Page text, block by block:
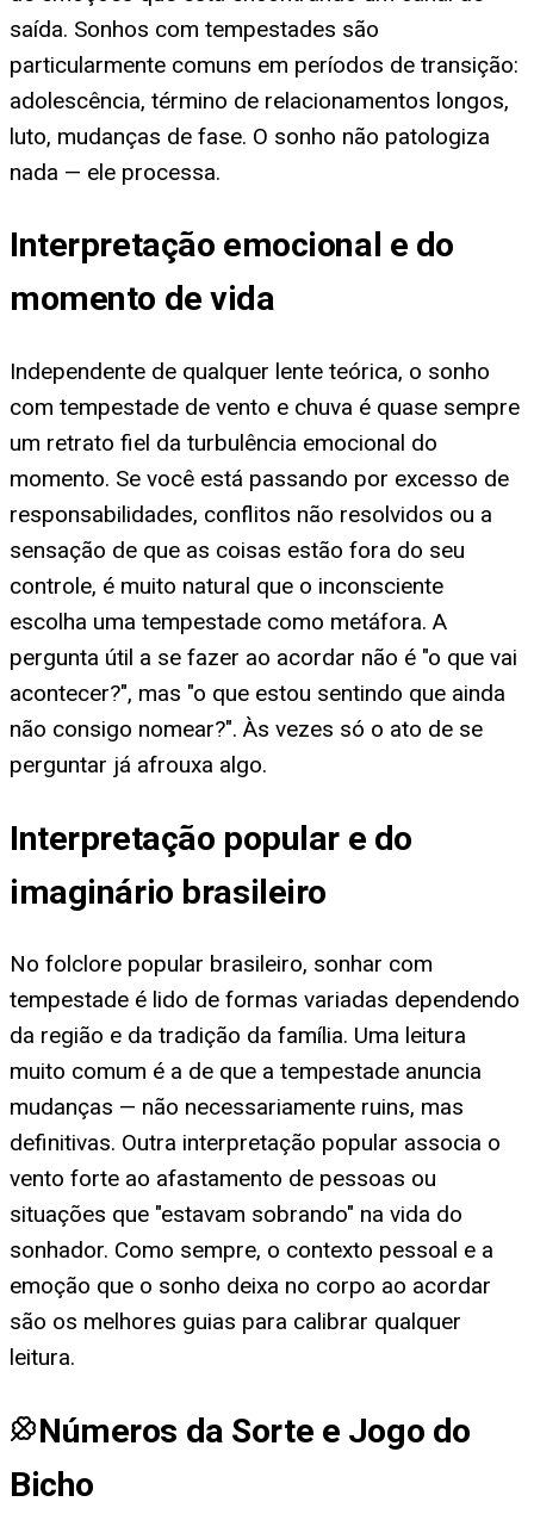
saída. Sonhos com tempestades são
particularmente comuns em períodos de transição:
adolescência, término de relacionamentos longos,
luto, mudanças de fase. O sonho não patologiza
nada — ele processa.
Interpretação emocional e do
momento de vida
Independente de qualquer lente teórica, o sonho
com tempestade de vento e chuva é quase sempre
um retrato fiel da turbulência emocional do
momento. Se você está passando por excesso de
responsabilidades, conflitos não resolvidos ou a
sensação de que as coisas estão fora do seu
controle, é muito natural que o inconsciente
escolha uma tempestade como metáfora. A
pergunta útil a se fazer ao acordar não é "o que vai
acontecer?", mas "o que estou sentindo que ainda
não consigo nomear?". Às vezes só o ato de se
perguntar já afrouxa algo.
Interpretação popular e do
imaginário brasileiro
No folclore popular brasileiro, sonhar com
tempestade é lido de formas variadas dependendo
da região e da tradição da família. Uma leitura
muito comum é a de que a tempestade anuncia
mudanças — não necessariamente ruins, mas
definitivas. Outra interpretação popular associa o
vento forte ao afastamento de pessoas ou
situações que "estavam sobrando" na vida do
sonhador. Como sempre, o contexto pessoal e a
emoção que o sonho deixa no corpo ao acordar
são os melhores guias para calibrar qualquer
leitura.
Números da Sorte e Jogo do
Bicho